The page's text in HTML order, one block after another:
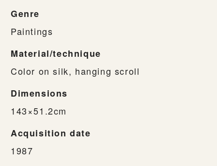
Genre
Paintings
Material/technique
Color on silk, hanging scroll
Dimensions
143×51.2cm
Acquisition date
1987